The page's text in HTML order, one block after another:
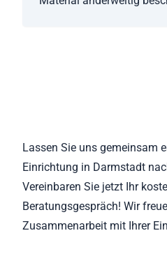
Lassen Sie uns gemeinsam
Einrichtung in Darmstadt
Vereinbaren Sie jetzt Ihr
Beratungsgespräch! Wir
Zusammenarbeit mit Ihrer